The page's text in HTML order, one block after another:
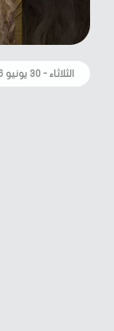
الثلاثاء - ٣٠ يونيو ٢٠٢٦